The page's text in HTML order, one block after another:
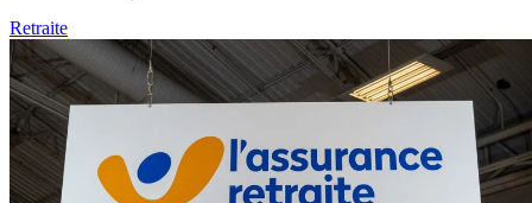
Retraite